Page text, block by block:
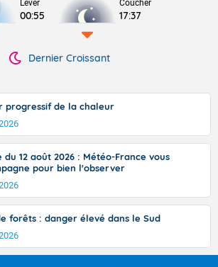
Lever
00:55
Coucher
17:37
Dernier Croissant
progressif de la chaleur
du 12 août 2026 : Météo-France vous
pour bien l'observer
forêts : danger élevé dans le Sud